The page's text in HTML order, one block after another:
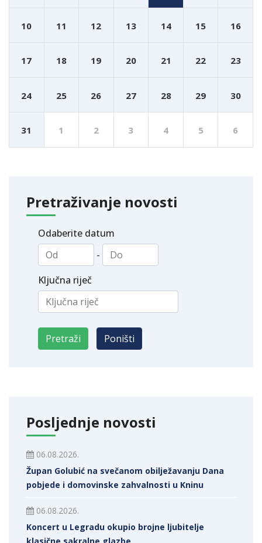
10 11 12 13 14 15 16
17 18 19 20 21 22 23
24 25 26 27 28 29 30
31 1 2 3 4 5 6
Pretraživanje novosti
Odaberite datum
-
Ključna riječ
Posljednje novosti
06.08.2026.
Župan Golubić na svečanom obilježavanju Dana
pobjede i domovinske zahvalnosti u Kninu
06.08.2026.
Koncert u Legradu okupio brojne ljubitelje